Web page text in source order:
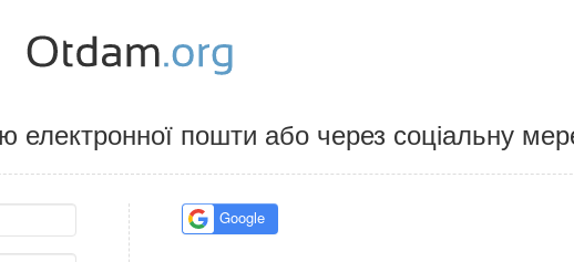
електронної пошти або через соціальну
Google